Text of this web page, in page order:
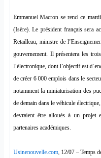
Emmanuel Macron se rend ce
(Isère). Le président français sera
Retailleau, ministre de
gouvernement. Il présentera les
l’électronique, dont l’objectif est
de créer 6 000 emplois dans le
notamment la miniaturisation des
de demain dans le véhicule
devraient être alloués à un projet
partenaires académiques.
Usinenouvelle.com, 12/07 – Temps